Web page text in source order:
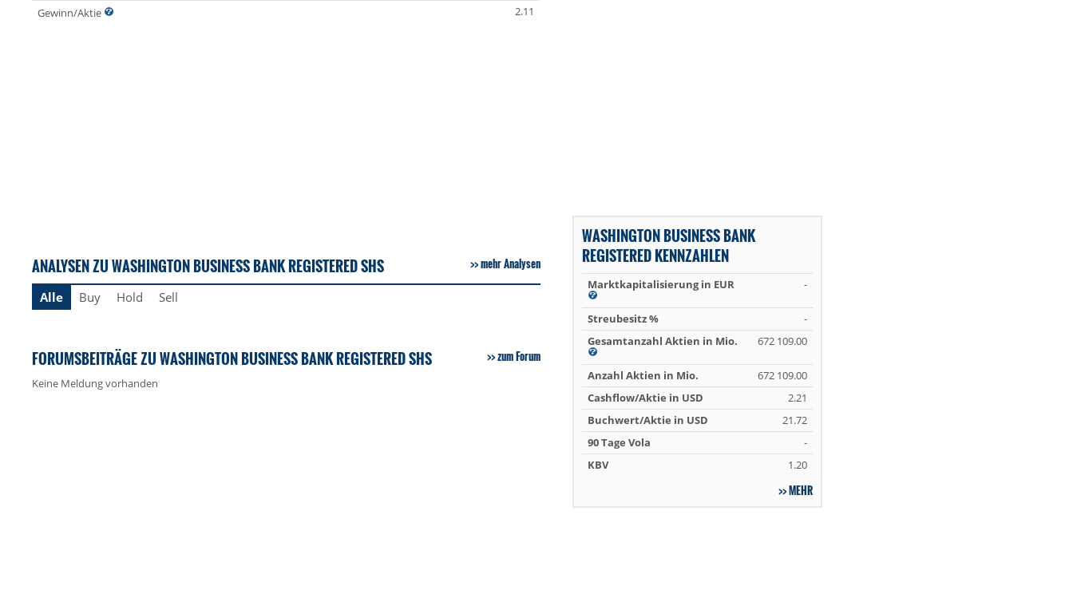
Gewinn/Aktie
2.11
ANALYSEN ZU WASHINGTON BUSINESS BANK REGISTERED SHS mehr Analysen
Alle Buy Hold Sell
FORUMSBEITRÄGE ZU WASHINGTON BUSINESS BANK REGISTERED SHS zum Forum
Keine Meldung vorhanden
WASHINGTON BUSINESS BANK
REGISTERED KENNZAHLEN
Marktkapitalisierung in EUR -
Streubesitz %
-
Gesamtanzahl Aktien in Mio.
672 109.00
Anzahl Aktien in Mio.
672 109.00
Cashflow/Aktie in USD
2.21
Buchwert/Aktie in USD
21.72
90 Tage Vola
-
KBV
1.20
MEHR